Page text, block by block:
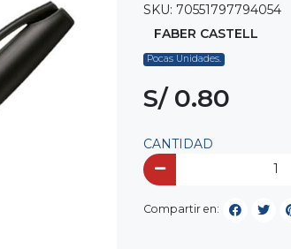
SKU: 70551797794054
FABER CASTELL
Pocas Unidades.
S/ 0.80
CANTIDAD
Compartir en: